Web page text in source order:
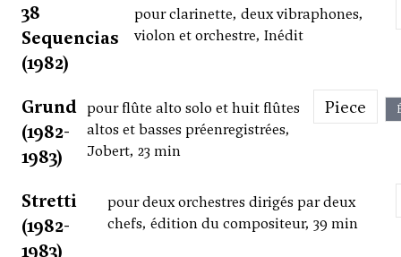
38
Sequencias
(1982)
pour clarinette, deux vibraphones,
violon et orchestre, Inédit
Grund
(1982-
1983)
pour flûte alto solo et huit flûtes
altos et basses préenregistrées,
Jobert, 23 min
Piece
Stretti
(1982-
1983)
pour deux orchestres dirigés par deux
chefs, édition du compositeur, 39 min